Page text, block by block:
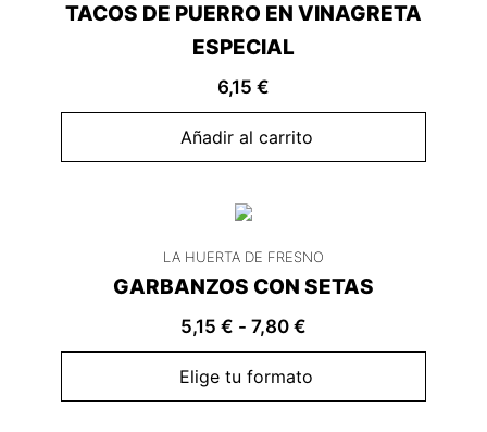
TACOS DE PUERRO EN VINAGRETA
ESPECIAL
6,15 €
Añadir al carrito
LA HUERTA DE FRESNO
GARBANZOS CON SETAS
5,15 € - 7,80 €
Elige tu formato